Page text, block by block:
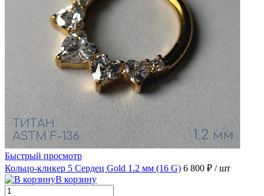
Быстрый просмотр
Кольцо-кликер 5 Сердец Gold 1.2 мм (16 G) 6 800 ₽ / шт
В корзину